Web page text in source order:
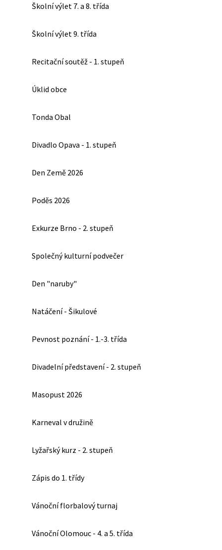
Školní výlet 7. a 8. třída
Školní výlet 9. třída
Recitační soutěž - 1. stupeň
Úklid obce
Tonda Obal
Divadlo Opava - 1. stupeň
Den Země 2026
Poděs 2026
Exkurze Brno - 2. stupeň
Společný kulturní podvečer
Den "naruby"
Natáčení - Šikulové
Pevnost poznání - 1.-3. třída
Divadelní představení - 2. stupeň
Masopust 2026
Karneval v družině
Lyžařský kurz - 2. stupeň
Zápis do 1. třídy
Vánoční florbalový turnaj
Vánoční Olomouc - 4. a 5. třída